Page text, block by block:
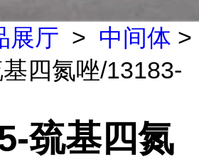
展厅 > 中间体 >
四氮唑/13183-
巯基四氮